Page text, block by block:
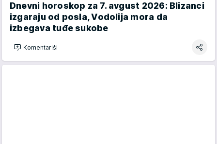
Dnevni horoskop za 7. avgust 2026: Blizanci
izgaraju od posla, Vodolija mora da
izbegava tuđe sukobe
Komentariši